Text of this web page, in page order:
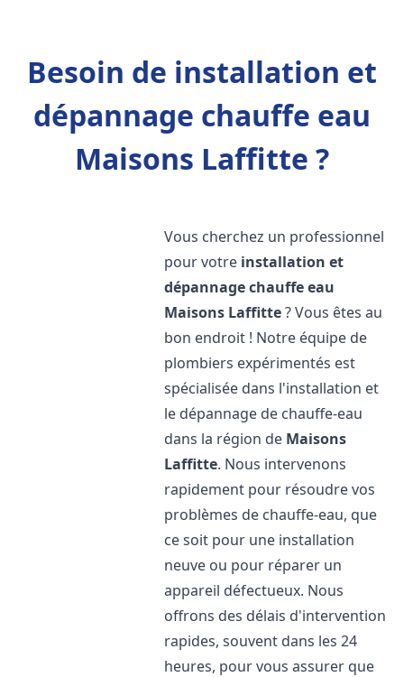
Besoin de installation et
dépannage chauffe eau
Maisons Laffitte ?
Vous cherchez un professionnel
pour votre installation et
dépannage chauffe eau
Maisons Laffitte? Vous êtes au
bon endroit ! Notre équipe de
plombiers expérimentés est
spécialisée dans l'installation et
le dépannage de chauffe-eau
dans la région de Maisons
Laffitte. Nous intervenons
rapidement pour résoudre vos
problèmes de chauffe-eau, que
ce soit pour une installation
neuve ou pour réparer un
appareil défectueux. Nous
offrons des délais d'intervention
rapides, souvent dans les 24
heures, pour vous assurer que